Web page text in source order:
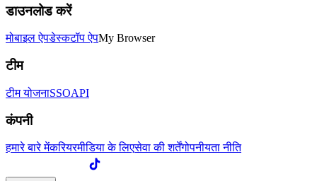
डाउनलोड करें
मोबाइल ऐपडेस्कटॉप ऐपMy Browser
टीम
टीम योजनाSSOAPI
कंपनी
हमारे बारे मेंकरियरमीडिया के लिएसेवा की शर्तेंगोपनीयता नीति